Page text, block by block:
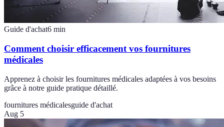
Guide d'achat6 min
Comment choisir efficacement vos fournitures
médicales
Apprenez à choisir les fournitures médicales adaptées à vos besoins
grâce à notre guide pratique détaillé.
fournitures médicalesguide d'achat
Aug 5